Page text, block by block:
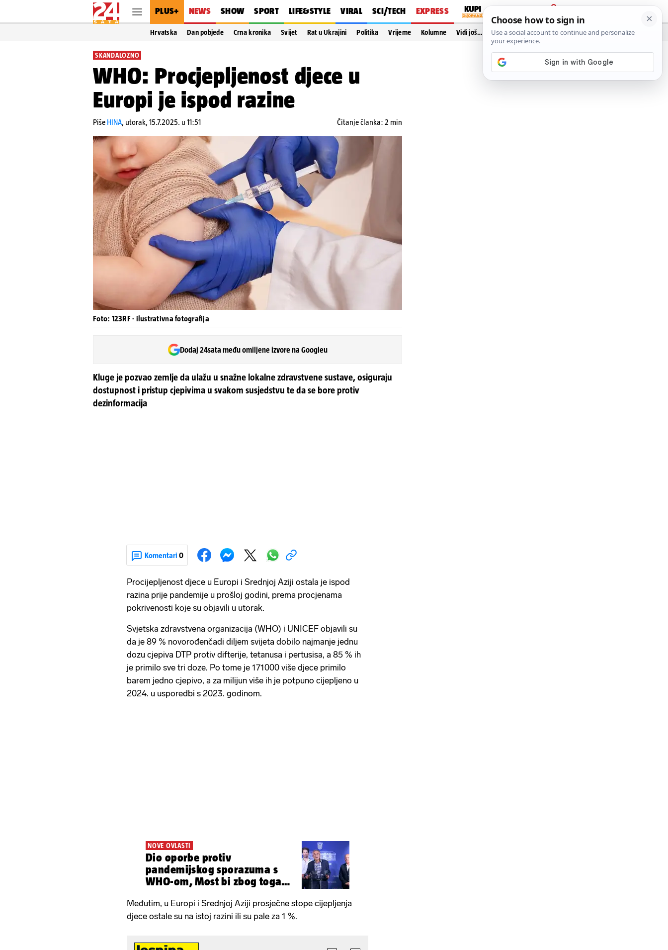
PLUS+ NEWS SHOW SPORT LIFE&STYLE VIRAL SCI/TECH EXPRESS
PRIJAVA
Hrvatska Dan pobjede Crna kronika Svijet Rat u Ukrajini Politika Vrijeme Kolumne Vidi još…
SKANDALOZNO
WHO: Procjepljenost djece u
Europi je ispod razine
Piše HINA, utorak, 15.7.2025. u 11:51 Čitanje članka: 2 min
Foto: 123RF - ilustrativna fotografija
Dodaj 24sata među omiljene izvore na Googleu
Kluge je pozvao zemlje da ulažu u snažne lokalne zdravstvene sustave, osiguraju
dostupnost i pristup cjepivima u svakom susjedstvu te da se bore protiv
dezinformacija
Komentari 0
Procijepljenost djece u Europi i Srednjoj Aziji ostala je ispod
razina prije pandemije u prošloj godini, prema procjenama
pokrivenosti koje su objavili u utorak.
Svjetska zdravstvena organizacija (WHO) i UNICEF objavili su
da je 89 % novorođenčadi diljem svijeta dobilo najmanje jednu
dozu cjepiva DTP protiv difterije, tetanusa i pertusisa, a 85 % ih
je primilo sve tri doze. Po tome je 171000 više djece primilo
barem jedno cjepivo, a za milijun više ih je potpuno cijepljeno u
2024. u usporedbi s 2023. godinom.
NOVE OVLASTI
Dio oporbe protiv
pandemijskog sporazuma s
WHO-om, Most bi zbog toga
Međutim, u Europi i Srednjoj Aziji prosječne stope cijepljenja
djece ostale su na istoj razini ili su pale za 1 %.